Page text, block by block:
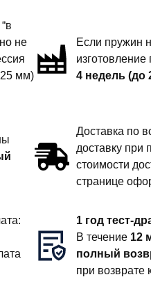
не
мм)
Если пружин
4 недель (до
Доставка по
доставку при
стоимости
странице
1 год тест-
В течение 12
полный
при возврате